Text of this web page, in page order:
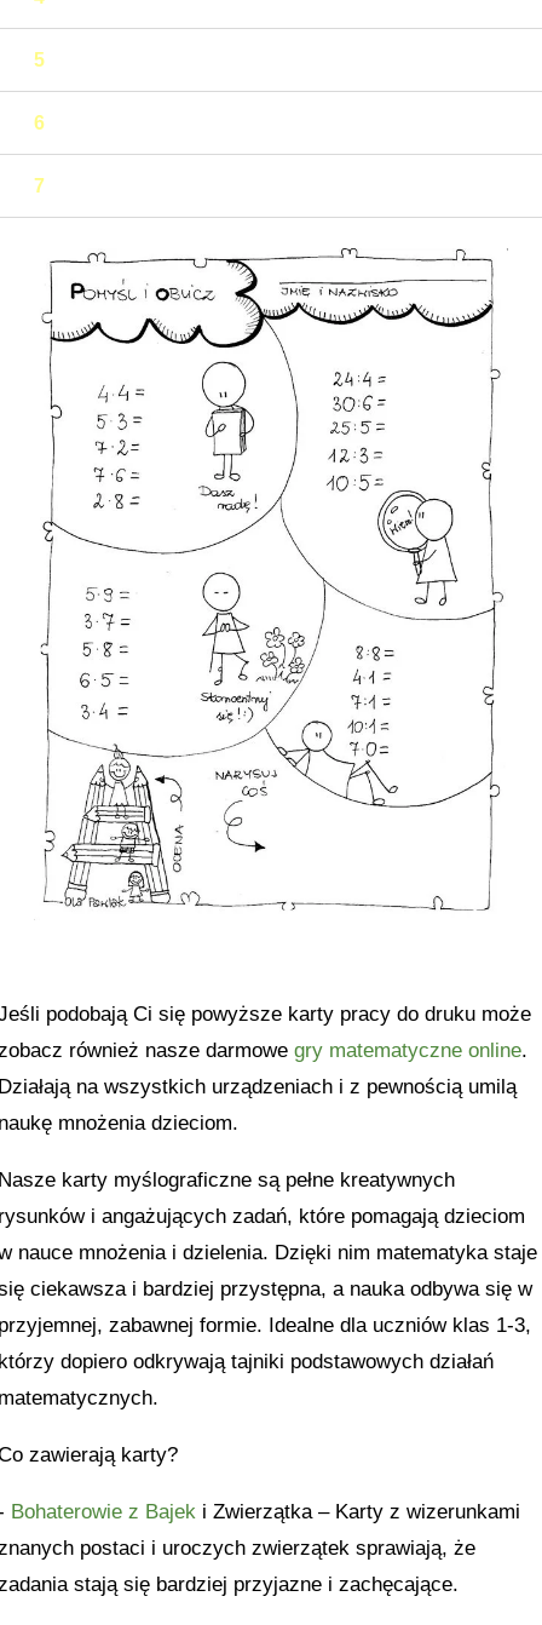
5
6
7
podobają Ci się powyższe karty pracy do druku może
również nasze darmowegry matematyczne online.
na wszystkich urządzeniach i z pewnością umilą
mnożenia dzieciom.
karty myślograficzne są pełne kreatywnych
i angażujących zadań, które pomagają dzieciom
nauce mnożenia i dzielenia. Dzięki nim matematyka staje
ciekawsza i bardziej przystępna, a nauka odbywa się w
zabawnej formie. Idealne dla uczniów klas 1-3,
dopiero odkrywają tajniki podstawowych działań
zawierają karty?
Bohaterowie z Bajek i Zwierzątka – Karty z wizerunkami
postaci i uroczych zwierzątek sprawiają, że
stają się bardziej przyjazne i zachęcające.